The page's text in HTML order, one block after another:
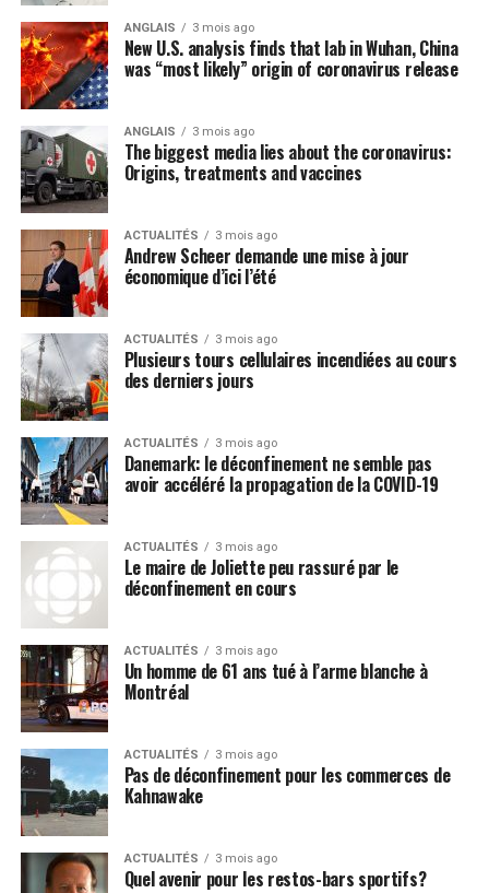
ANGLAIS 3 mois ago
New U.S. analysis finds that lab in Wuhan, China
was “most likely” origin of coronavirus release
ANGLAIS 3 mois ago
The biggest media lies about the coronavirus:
Origins, treatments and vaccines
ACTUALITÉS 3 mois ago
Andrew Scheer demande une mise à jour
économique d’ici l’été
ACTUALITÉS 3 mois ago
Plusieurs tours cellulaires incendiées au cours
des derniers jours
ACTUALITÉS 3 mois ago
Danemark: le déconfinement ne semble pas
avoir accéléré la propagation de la COVID-19
ACTUALITÉS 3 mois ago
Le maire de Joliette peu rassuré par le
déconfinement en cours
ACTUALITÉS 3 mois ago
Un homme de 61 ans tué à l’arme blanche à
Montréal
ACTUALITÉS 3 mois ago
Pas de déconfinement pour les commerces de
Kahnawake
ACTUALITÉS 3 mois ago
Quel avenir pour les restos-bars sportifs?